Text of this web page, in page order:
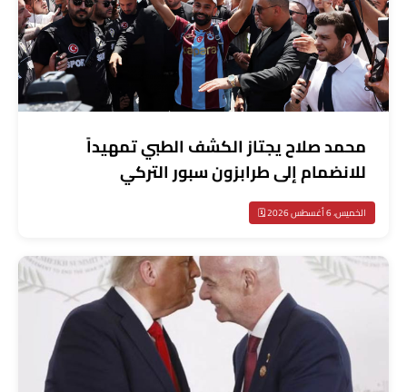
محمد صلاح يجتاز الكشف الطبي تمهيداً
للانضمام إلى طرابزون سبور التركي
الخميس، 6 أغسطس 2026 🗓️